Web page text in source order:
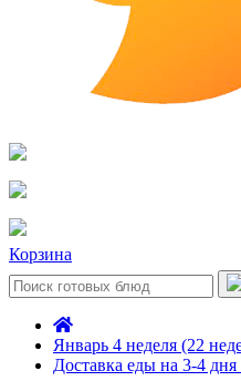
Корзина
Январь 4 неделя (22
Доставка еды на 3-4